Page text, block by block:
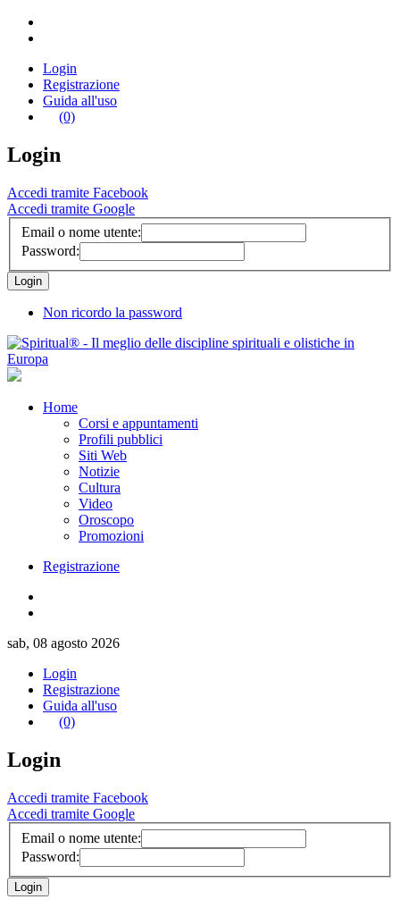
Login
Registrazione
Guida all'uso
(0)
Login
Accedi tramite Facebook
Accedi tramite Google
Email o nome utente:
Password:
Non ricordo la password
Home
Corsi e appuntamenti
Profili pubblici
Siti Web
Notizie
Cultura
Video
Oroscopo
Promozioni
Registrazione
sab, 08 agosto 2026
Login
Registrazione
Guida all'uso
(0)
Login
Accedi tramite Facebook
Accedi tramite Google
Email o nome utente:
Password: